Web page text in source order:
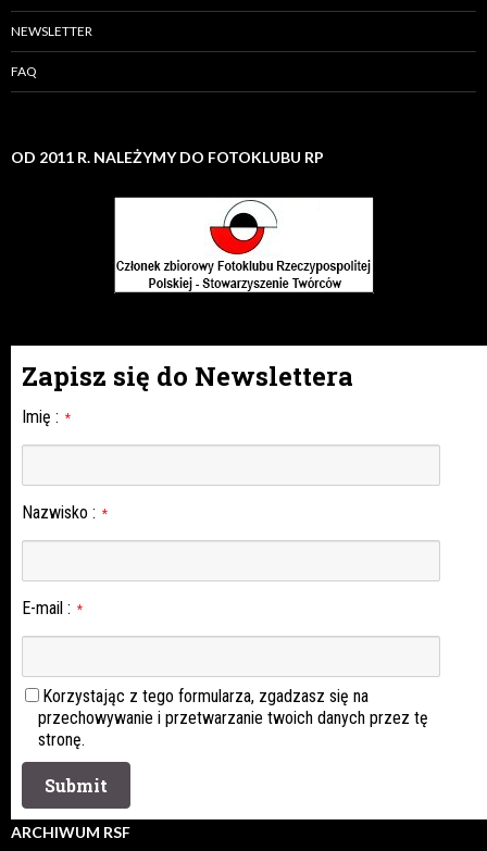
NEWSLETTER
FAQ
OD 2011 R. NALEŻYMY DO FOTOKLUBU RP
Zapisz się do Newslettera
Imię : *
Nazwisko : *
E-mail : *
Korzystając z tego formularza, zgadzasz się na
przechowywanie i przetwarzanie twoich danych przez tę
stronę.
ARCHIWUM RSF